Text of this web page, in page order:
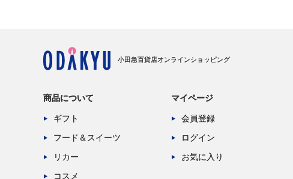
小田急百貨店オンラインショッピング
商品について
ギフト
フード＆スイーツ
リカー
コスメ
マイページ
会員登録
ログイン
お気に入り